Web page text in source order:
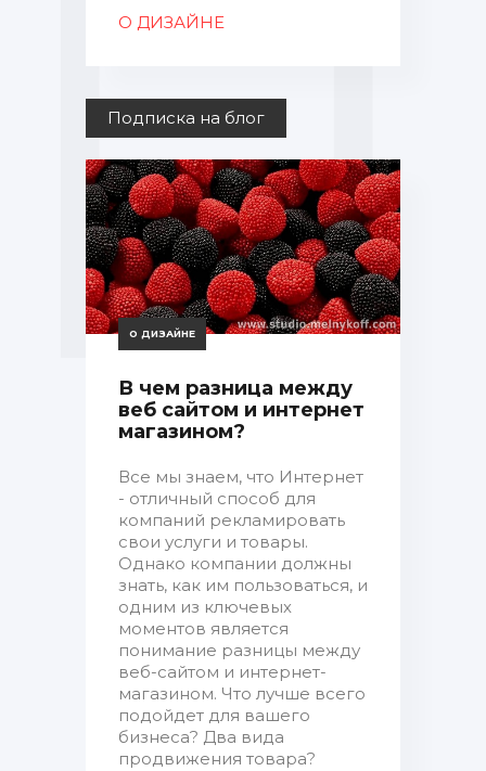
О ДИЗАЙНЕ
Подписка на блог
О ДИЗАЙНЕ
В чем разница между
веб сайтом и интернет
магазином?
Все мы знаем, что Интернет
- отличный способ для
компаний рекламировать
свои услуги и товары.
Однако компании должны
знать, как им пользоваться, и
одним из ключевых
моментов является
понимание разницы между
веб-сайтом и интернет-
магазином. Что лучше всего
подойдет для вашего
бизнеса? Два вида
продвижения товара?